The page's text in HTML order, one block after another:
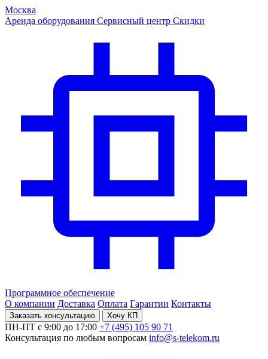
Москва
Аренда оборудования Сервисный центр Скидки
Программное обеспечение
О компании Доставка Оплата Гарантии Контакты
Заказать консультацию Хочу КП
ПН-ПТ с 9:00 до 17:00 +7 (495) 105 90 71
Консультация по любым вопросам info@s-telekom.ru